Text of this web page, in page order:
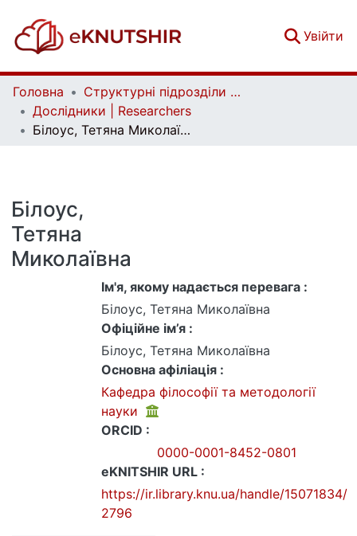
Увійти
Головна
Структурні підрозділи Київського національного університету імені Тараса Шевченка та Організації | Faculties, Institutes and Departments of Taras Shevchenko National University of Kyiv and Organizations
Дослідники | Researchers
Білоус, Тетяна Миколаївна
Білоус,
Тетяна
Миколаївна
Ім'я, якому надається перевага :
Білоус, Тетяна Миколаївна
Офіційне ім’я :
Білоус, Тетяна Миколаївна
Основна афіліація :
Кафедра філософії та методології
науки
ORCID :
0000-0001-8452-0801
eKNITSHIR URL :
https://ir.library.knu.ua/handle/15071834/
2796